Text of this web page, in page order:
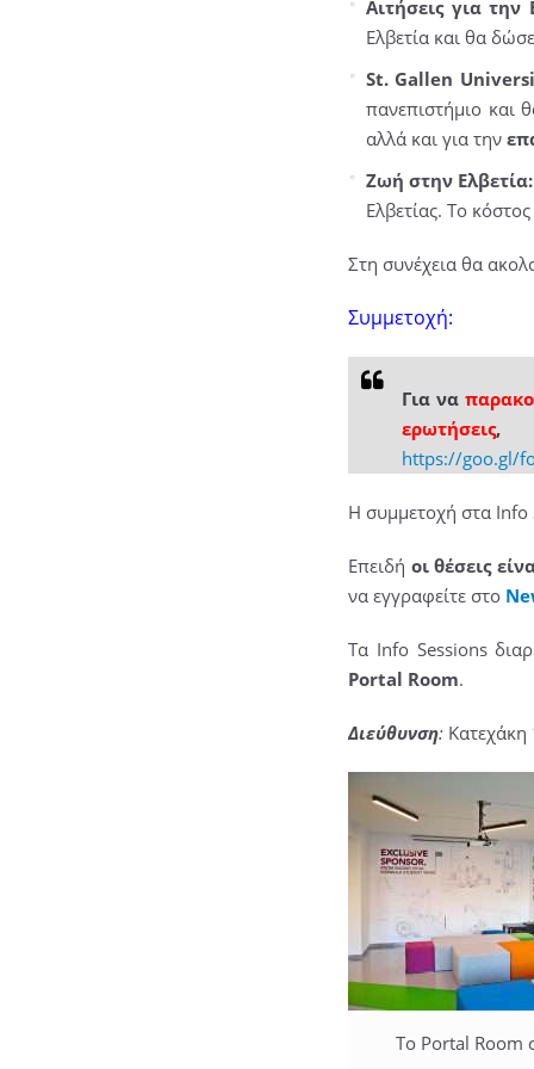
Αιτήσεις για την
Ελβετία και θα
St. Gallen
πανεπιστήμιο και
αλλά και για την
Ζωή στην
Ελβετίας. Το
Στη συνέχεια θα
Συμμετοχή:
Για να
ερωτήσεις,
https://goo.gl/
H συμμετοχή στα Info
Επειδή οι θέσεις
να εγγραφείτε στο
Τα Info Sessions
Portal Room.
Διεύθυνση:
Το Portal Room